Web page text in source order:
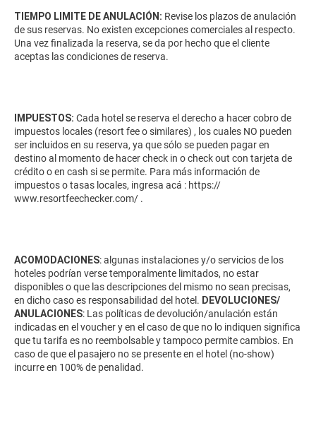
TIEMPO LIMITE DE ANULACIÓN: Revise los plazos de anulación
de sus reservas. No existen excepciones comerciales al respecto.
Una vez finalizada la reserva, se da por hecho que el cliente
aceptas las condiciones de reserva.
IMPUESTOS: Cada hotel se reserva el derecho a hacer cobro de
impuestos locales (resort fee o similares) , los cuales NO pueden
ser incluidos en su reserva, ya que sólo se pueden pagar en
destino al momento de hacer check in o check out con tarjeta de
crédito o en cash si se permite. Para más información de
impuestos o tasas locales, ingresa acá : https://
www.resortfeechecker.com/ .
ACOMODACIONES: algunas instalaciones y/o servicios de los
hoteles podrían verse temporalmente limitados, no estar
disponibles o que las descripciones del mismo no sean precisas,
en dicho caso es responsabilidad del hotel. DEVOLUCIONES/
ANULACIONES: Las políticas de devolución/anulación están
indicadas en el voucher y en el caso de que no lo indiquen significa
que tu tarifa es no reembolsable y tampoco permite cambios. En
caso de que el pasajero no se presente en el hotel (no-show)
incurre en 100% de penalidad.